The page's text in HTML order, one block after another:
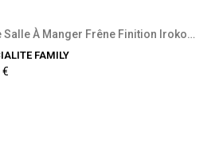
Table De Salle À Manger Frêne Finition Iroko...
FAMILY
€